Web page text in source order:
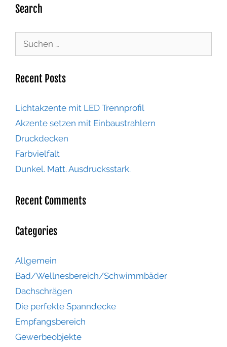
Search
Recent Posts
Lichtakzente mit LED Trennprofil
Akzente setzen mit Einbaustrahlern
Druckdecken
Farbvielfalt
Dunkel. Matt. Ausdrucksstark.
Recent Comments
Categories
Allgemein
Bad/Wellnesbereich/Schwimmbäder
Dachschrägen
Die perfekte Spanndecke
Empfangsbereich
Gewerbeobjekte